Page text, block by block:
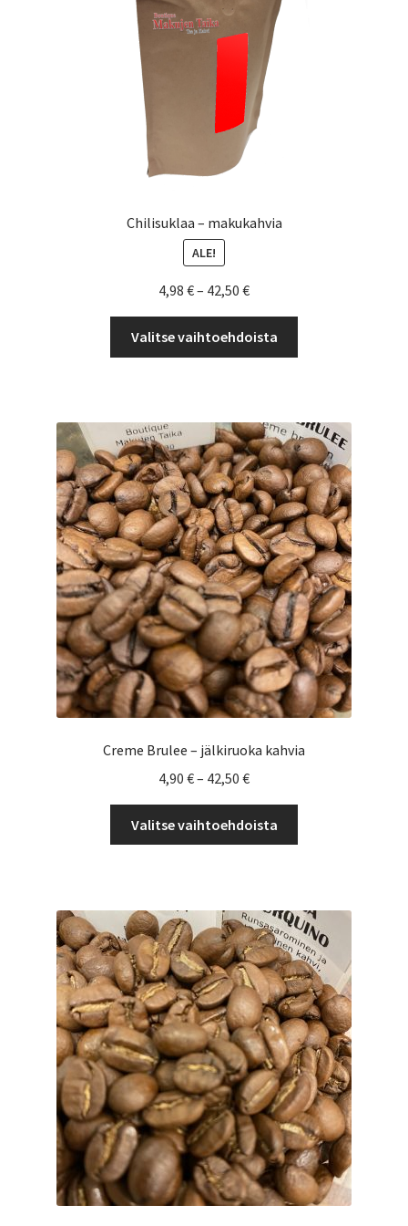
Chilisuklaa – makukahvia
ALE!
4,98 €– 42,50 €Hintaluokka:
-
42,50 €
Valitse vaihtoehdoista
Voit
tehdä
valinnat
tuotteen
sivulla.
Creme Brulee – jälkiruoka kahvia
4,90 €– 42,50 €Hintaluokka:
-
42,50 €
Valitse vaihtoehdoista
Voit
tehdä
valinnat
tuotteen
sivulla.